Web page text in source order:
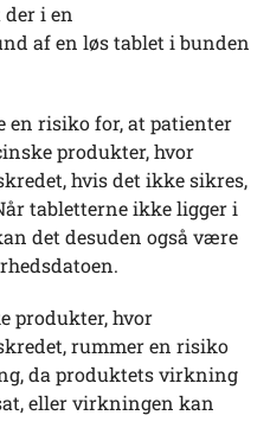
i en
af en løs tablet i bunden
en risiko for, at patienter
produkter, hvor
hvis det ikke sikres,
tabletterne ikke ligger i
det desuden også være
produkter, hvor
rummer en risiko
da produktets virkning
eller virkningen kan